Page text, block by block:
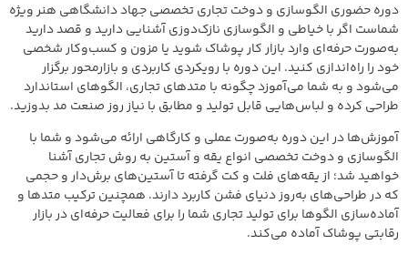
دوره حضوری الگوسازی و دوخت تجاری تخصصی جهاد دانشگاهی هنر ویژه
شماست اگر با خیاطی و الگوسازی نازک‌دوزی آشنایی دارید و قصد دارید
به‌صورت حرفه‌ای وارد بازار کار پوشاک شوید یا مزون و کسب‌وکار شخصی
خود را راه‌اندازی کنید. این دوره با رویکردی کاربردی و بازارمحور برگزار
می‌شود و به شما می‌آموزد چگونه با متدهای تجاری، الگوهای استاندارد
طراحی کرده و لباس‌هایی قابل تولید و مطابق با نیاز روز صنعت مد بدوزید.
آموزش‌ها در این دوره به‌صورت عملی و کارگاهی ارائه می‌شود و شما با
الگوسازی و دوخت تخصصی انواع یقه و آستین به روش تجاری آشنا
خواهید شد؛ از یقه‌های فلت و کت گرفته تا آستین‌های برش‌دار و حجمی
که در طراحی‌های به‌روز دنیای فشن کاربرد دارند. همچنین ترکیب متدها و
آماده‌سازی الگوها برای تولید تجاری شما را برای فعالیت حرفه‌ای در بازار
رقابتی پوشاک آماده می‌کند.